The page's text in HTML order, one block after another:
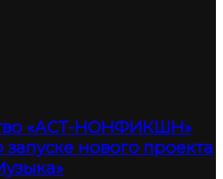
«АСТ-НОНФИКШН»
нового проекта